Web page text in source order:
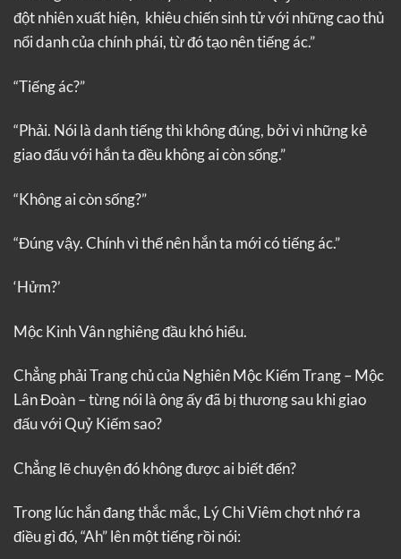
đột nhiên xuất hiện, khiêu chiến sinh tử với những cao thủ
nổi danh của chính phái, từ đó tạo nên tiếng ác.”
“Tiếng ác?”
“Phải. Nói là danh tiếng thì không đúng, bởi vì những kẻ
giao đấu với hắn ta đều không ai còn sống.”
“Không ai còn sống?”
“Đúng vậy. Chính vì thế nên hắn ta mới có tiếng ác.”
‘Hửm?’
Mộc Kinh Vân nghiêng đầu khó hiểu.
Chẳng phải Trang chủ của Nghiên Mộc Kiếm Trang – Mộc
Lân Đoàn – từng nói là ông ấy đã bị thương sau khi giao
đấu với Quỷ Kiếm sao?
Chẳng lẽ chuyện đó không được ai biết đến?
Trong lúc hắn đang thắc mắc, Lý Chi Viêm chợt nhớ ra
điều gì đó, “Ah” lên một tiếng rồi nói: